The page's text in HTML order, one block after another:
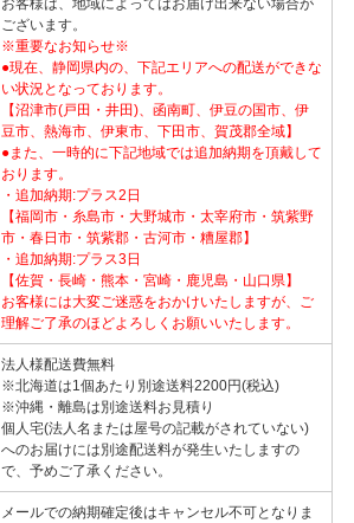
お客様は、地域によってはお届け出来ない場合が
ございます。
※重要なお知らせ※
●現在、静岡県内の、下記エリアへの配送ができな
い状況となっております。
【沼津市(戸田・井田)、函南町、伊豆の国市、伊
豆市、熱海市、伊東市、下田市、賀茂郡全域】
●また、一時的に下記地域では追加納期を頂戴して
おります。
・追加納期:プラス2日
【福岡市・糸島市・大野城市・太宰府市・筑紫野
市・春日市・筑紫郡・古河市・糟屋郡】
・追加納期:プラス3日
【佐賀・長崎・熊本・宮崎・鹿児島・山口県】
お客様には大変ご迷惑をおかけいたしますが、ご
理解ご了承のほどよろしくお願いいたします。
法人様配送費無料
※北海道は1個あたり別途送料2200円(税込)
※沖縄・離島は別途送料お見積り
個人宅(法人名または屋号の記載がされていない)
へのお届けには別途配送料が発生いたしますの
で、予めご了承ください。
メールでの納期確定後はキャンセル不可となりま